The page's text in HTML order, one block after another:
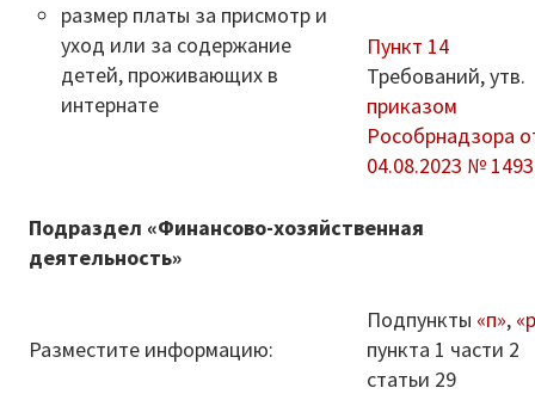
размер платы за присмотр и
уход или за содержание
детей, проживающих в
интернате
Пункт 14
Требований, утв.
приказом
Рособрнадзора
04.08.2023 № 1493
Подраздел «Финансово-хозяйственная
деятельность»
Разместите информацию:
Подпункты «п»,
пункта 1 части 2
статьи 29